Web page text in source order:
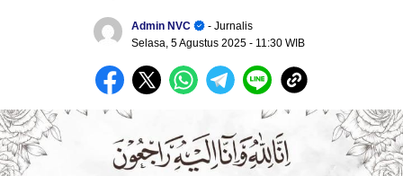
Admin NVC
- Jurnalis
Selasa, 5 Agustus 2025 - 11:30 WIB